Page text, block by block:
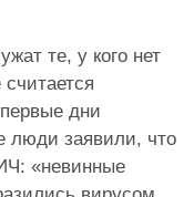
те, у кого нет
считается
дни
люди заявили, что
«невинные